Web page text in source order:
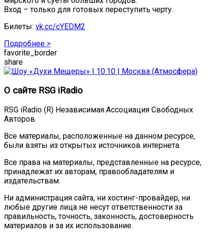
Вход – только для готовых переступить черту.
Билеты: vk.cc/cYEDM2
Подробнее >
favorite_border
share
О сайте RSG iRadio
RSG iRadio (R) Независимая Ассоциация Свободных
Авторов
Все материалы, расположенные на данном ресурсе,
были взяты из открытых источников интернета.
Все права на материалы, представленные на ресурсе,
принадлежат их авторам, правообладателям и
издательствам.
Ни администрация сайта, ни хостинг-провайдер, ни
любые другие лица не несут ответственности за
правильность, точность, законность, достоверность
материалов и за их использование.